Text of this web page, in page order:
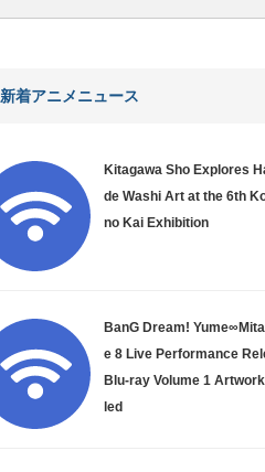
新着アニメニュース
Kitagawa Sho Explores
de Washi Art at the 6th
no Kai Exhibition
BanG Dream!
e 8 Live Performance
Blu-ray Volume 1
led